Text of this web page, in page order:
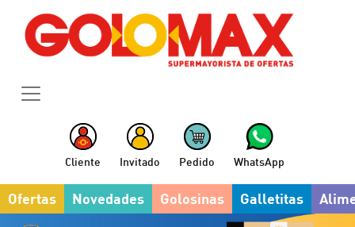
Cliente Invitado Pedido WhatsApp
Ofertas Novedades Golosinas Galletitas